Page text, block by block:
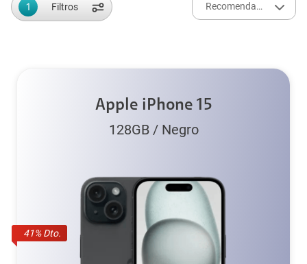
1 Filtros Recomendados
41% Dto.
Apple iPhone 15
128GB/ Negro